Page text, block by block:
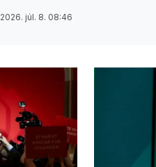
2026. júl. 8. 08:46